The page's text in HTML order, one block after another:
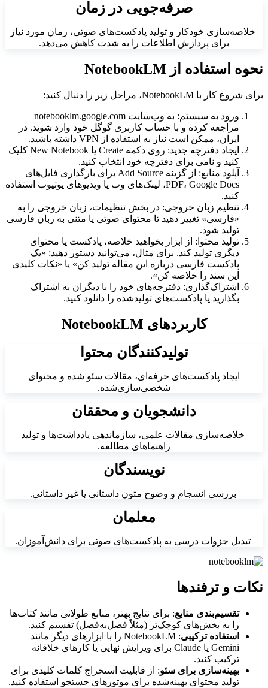
صرفه‌جویی در زمان
خلاصه‌سازی خودکار و تولید پادکست‌های صوتی، زمان مورد نیاز
برای پردازش اطلاعات را به شدت کاهش می‌دهد.
نحوه استفاده از NotebookLM
برای شروع کار با NotebookLM، مراحل زیر را دنبال کنید:
ورود به سیستم: به وب‌سایت notebooklm.google.com
مراجعه کرده و با حساب کاربری گوگل خود وارد شوید. در
ایران، ممکن است نیاز به استفاده از VPN داشته باشید.
ایجاد دفترچه جدید: روی دکمه Create یا New Notebook کلیک
کنید و نامی برای دفترچه خود انتخاب کنید.
آپلود منابع: از گزینه Add Source برای بارگذاری فایل‌های
PDF، Google Docs، لینک‌های وب یا ویدیوهای یوتیوب استفاده
کنید.
تنظیم زبان خروجی: در بخش تنظیمات، زبان خروجی را به
«فارسی» تغییر دهید تا محتوای صوتی یا متنی به زبان فارسی
تولید شود.
تولید محتوا: از ابزار بخواهید خلاصه، پادکست یا محتوای
دیگری تولید کند. برای مثال، می‌توانید دستور دهید: «یک
پادکست فارسی درباره این مقاله تولید کن» یا «نکات کلیدی
این سند را خلاصه کن».
اشتراک‌گذاری: دفترچه‌های خود را با دیگران به اشتراک
بگذارید یا پادکست‌های تولیدشده را دانلود کنید.
کاربردهای NotebookLM
تولیدکنندگان محتوا
ایجاد پادکست‌های حرفه‌ای، مقالات سئو شده و محتوای
شخصی‌سازی‌شده.
دانشجویان و محققان
خلاصه‌سازی مقالات علمی، سازماندهی یادداشت‌ها و تولید
راهنماهای مطالعه.
نویسندگان
بررسی انسجام و وضوح متون داستانی یا غیر داستانی.
معلمان
تبدیل جزوات درسی به پادکست‌های صوتی برای دانش‌آموزان.
نکات و ترفندها
تقسیم‌بندی منابع: برای نتایج بهتر، منابع طولانی مانند کتاب‌ها
را به بخش‌های کوچک‌تر (مثلاً فصل‌به‌فصل) تقسیم کنید.
استفاده ترکیبی
: NotebookLM را با ابزارهای دیگر مانند
Gemini یا Claude برای ویرایش نهایی یا کارهای خلاقانه
ترکیب کنید.
بهینه‌سازی برای سئو: از قابلیت استخراج کلمات کلیدی برای
تولید محتوای بهینه‌شده برای موتورهای جستجو استفاده کنید.